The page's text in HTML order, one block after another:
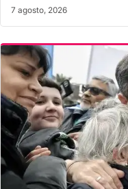
7 agosto, 2026